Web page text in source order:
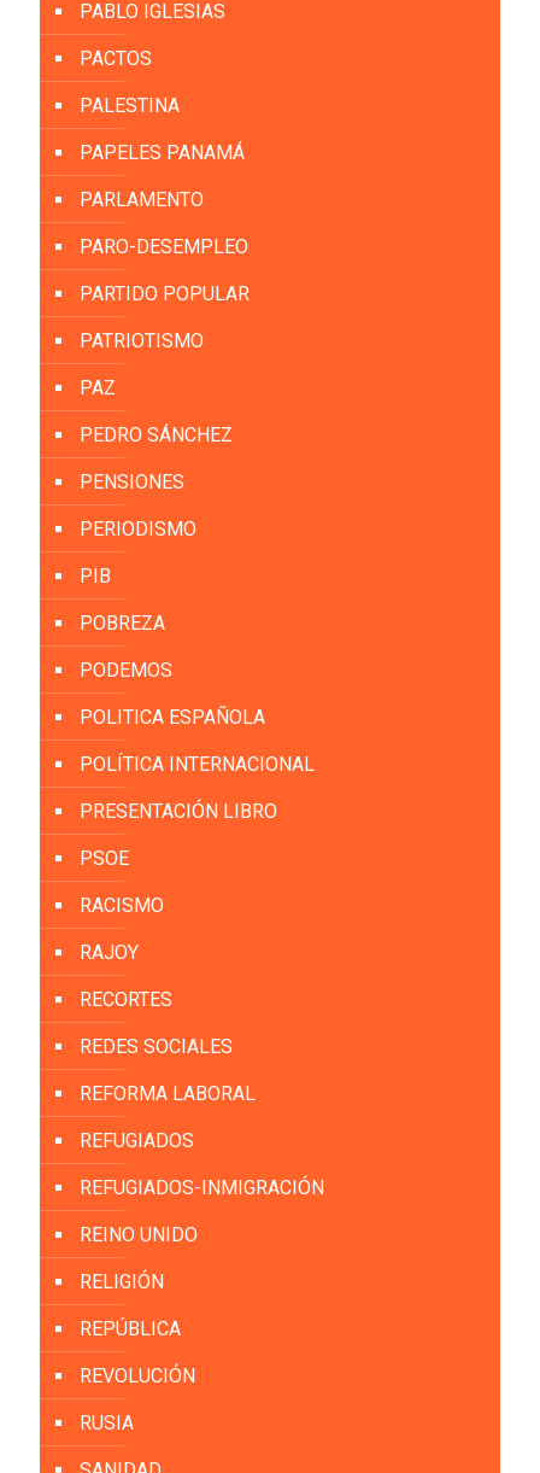
PABLO IGLESIAS
PACTOS
PALESTINA
PAPELES PANAMÁ
PARLAMENTO
PARO-DESEMPLEO
PARTIDO POPULAR
PATRIOTISMO
PAZ
PEDRO SÁNCHEZ
PENSIONES
PERIODISMO
PIB
POBREZA
PODEMOS
POLITICA ESPAÑOLA
POLÍTICA INTERNACIONAL
PRESENTACIÓN LIBRO
PSOE
RACISMO
RAJOY
RECORTES
REDES SOCIALES
REFORMA LABORAL
REFUGIADOS
REFUGIADOS-INMIGRACIÓN
REINO UNIDO
RELIGIÓN
REPÚBLICA
REVOLUCIÓN
RUSIA